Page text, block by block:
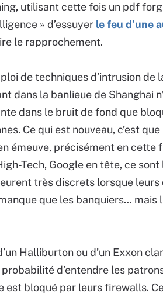
utilisant cette fois un pdf
» d’essuyer le feu d’une
le rapprochement.
de techniques d’intrusion
dans la banlieue de Shanghai
dans le bruit de fond que
Ce qui est nouveau, c’est que
émeuve, précisément en cette
Tech, Google en tête, ce
très discrets lorsque
que les banquiers… mais
Halliburton ou d’un Exxon
d’entendre les
est bloqué par leurs firewalls.